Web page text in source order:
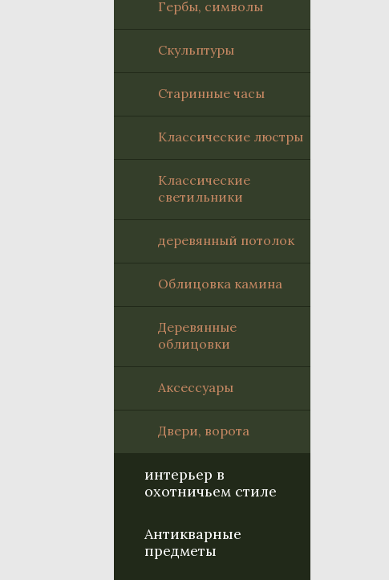
Гербы, символы
Скульптуры
Старинные часы
Классические люстры
Классические
светильники
деревянный потолок
Oблицовка камина
Деревянные
облицовки
Aксессуары
Двери, ворота
интерьер в
охотничьем стиле
Антикварные
предметы